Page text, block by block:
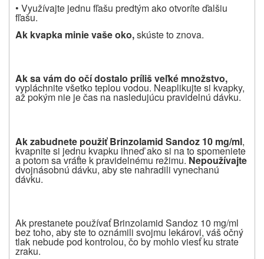
• Využívajte jednu fľašu predtým ako otvoríte ďalšiu
fľašu.
Ak kvapka minie vaše oko,skúste to znova.
Ak sa vám do očídostalo príliš veľké množstvo,
vypláchnite všetko teplou vodou. Neaplikujte si kvapky,
až pokým nie je čas na nasledujúcu pravidelnú dávku.
Ak zabudnete použiť Brinzolamid Sandoz 10 mg/ml,
kvapnite si jednu kvapku ihneď ako si na to spomeniete
a potom sa vráťte k pravidelnému režimu. Nepoužívajte
dvojnásobnú dávku, aby ste nahradili vynechanú
dávku.
Ak prestanete používať Brinzolamid Sandoz 10 mg/ml
bez toho, aby ste to oznámili svojmu lekárovi, váš očný
tlak nebude pod kontrolou, čo by mohlo viesť ku strate
zraku.